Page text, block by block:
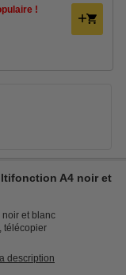
!
A4 noir et
noir et blanc
télécopier
description